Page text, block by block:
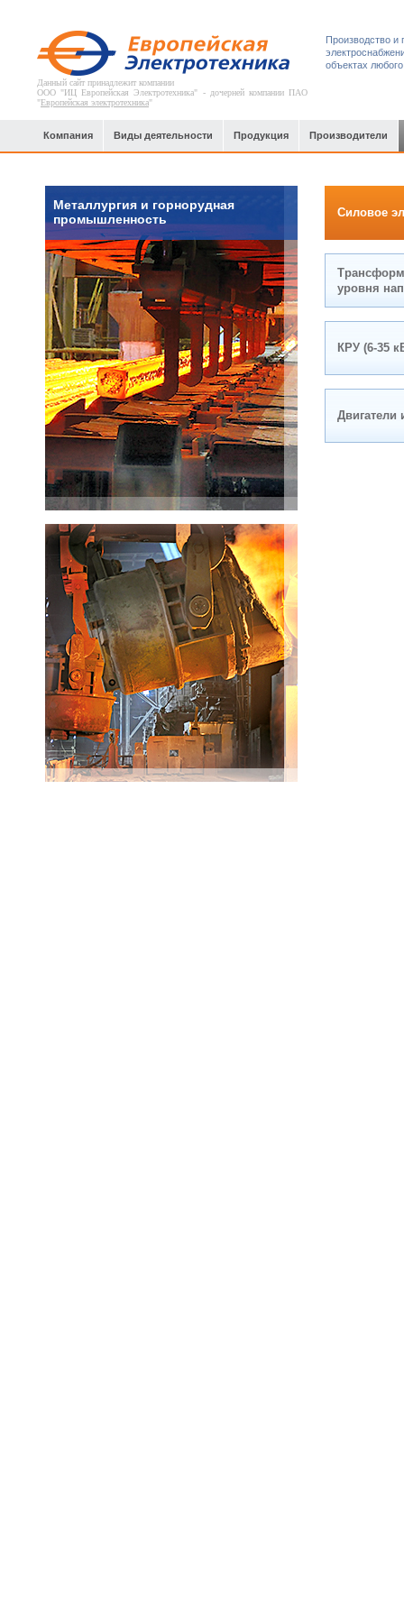
Данный сайт принадлежит компании
ООО "ИЦ Европейская Электротехника" - дочерней компании ПАО
"Европейская электротехника"
Производство и
объектах
Компания Виды деятельности Продукция Производители
Металлургия и горнорудная
промышленность
Силовое
уровня
КРУ (6-35